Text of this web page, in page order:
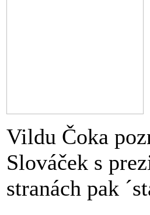
Vildu Čoka
Slováček s
stranách pak